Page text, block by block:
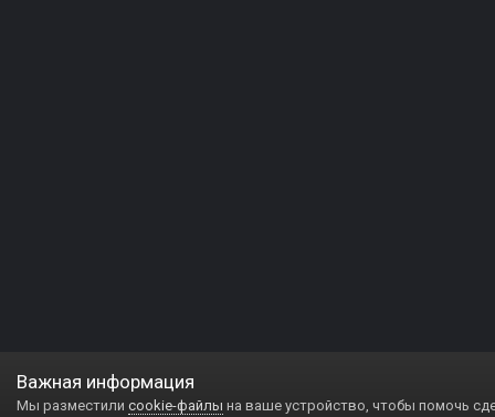
Важная информация
Мы разместили cookie-файлы на ваше устройство, чтобы помочь